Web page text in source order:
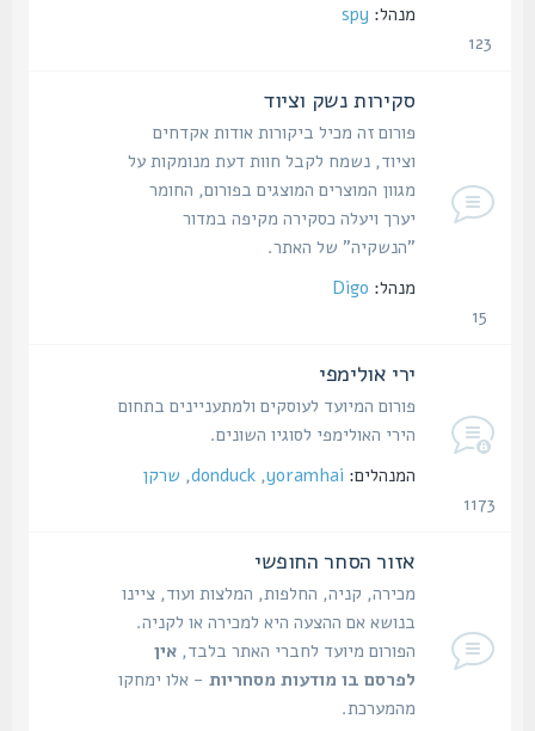
מנהל: spy
סקירות נשק וציוד
פורום זה מכיל ביקורות אודות אקדחים
וציוד, נשמח לקבל חוות דעת מנומקות על
מגוון המוצרים המוצגים בפורום, החומר
יערך ויעלה כסקירה מקיפה במדור
"הנשקיה" של האתר.
מנהל: Digo
ירי אולימפי
פורום המיועד לעוסקים ולמתעניינים בתחום
הירי האולימפי לסוגיו השונים.
המנהלים: yoramhai
,
donduck
,שרקן
אזור הסחר החופשי
מכירה, קניה, החלפות, המלצות ועוד, ציינו
בנושא אם ההצעה היא למכירה או לקניה.
הפורום מיועד לחברי האתר בלבד,אין
לפרסם בו מודעות מסחריות- אלו ימחקו
מהמערכת.